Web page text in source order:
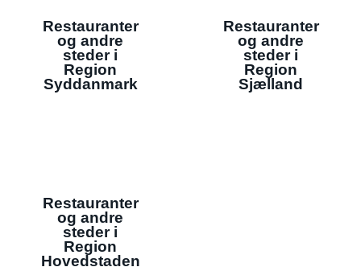
Restauranter
og andre
steder i
Region
Syddanmark
Restauranter
og andre
steder i
Region
Sjælland
Restauranter
og andre
steder i
Region
Hovedstaden